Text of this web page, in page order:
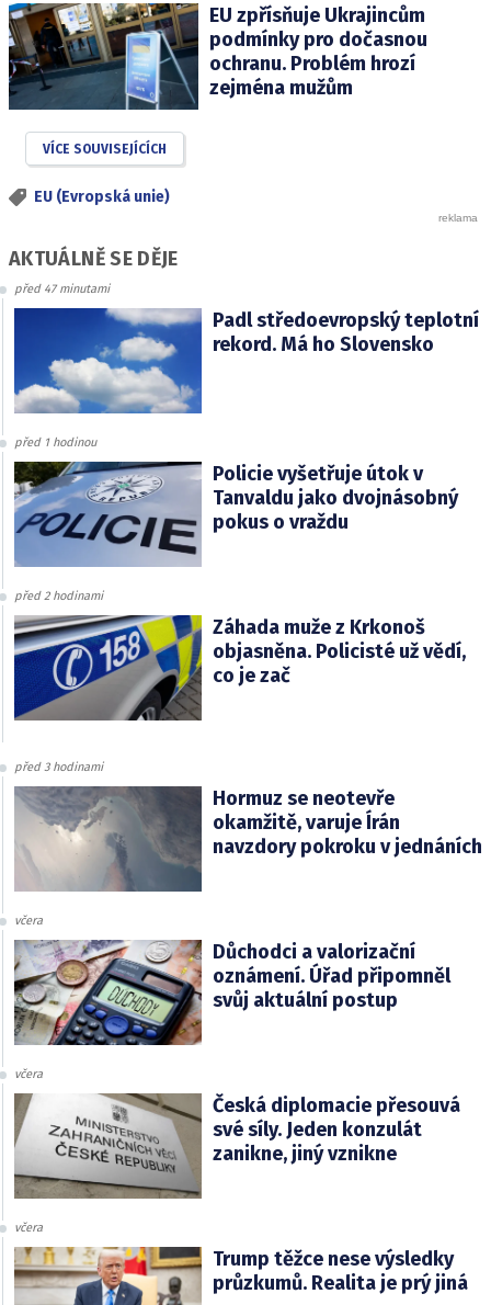
EU zpřísňuje Ukrajincům
podmínky pro dočasnou
ochranu. Problém hrozí
zejména mužům
VÍCE SOUVISEJÍCÍCH
EU (Evropská unie)
AKTUÁLNĚ SE DĚJE
před 47 minutami
Padl středoevropský teplotní
rekord. Má ho Slovensko
před 1 hodinou
Policie vyšetřuje útok v
Tanvaldu jako dvojnásobný
pokus o vraždu
před 2 hodinami
Záhada muže z Krkonoš
objasněna. Policisté už vědí,
co je zač
před 3 hodinami
Hormuz se neotevře
okamžitě, varuje Írán
navzdory pokroku v jednáních
včera
Důchodci a valorizační
oznámení. Úřad připomněl
svůj aktuální postup
včera
Česká diplomacie přesouvá
své síly. Jeden konzulát
zanikne, jiný vznikne
včera
Trump těžce nese výsledky
průzkumů. Realita je prý jiná